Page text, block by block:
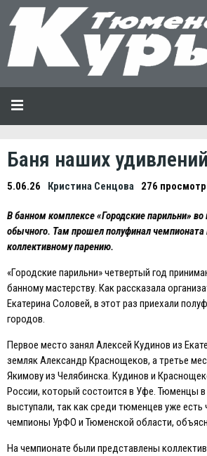
Баня наших удивлений
5.06.26 Кристина Сенцова 276
В банном комплексе «Городские парильни»
обычного. Там прошел полуфинал чемпионата
коллективному парению.
«Городские парильни» четвертый год
банному мастерству. Как рассказала
Eкатерина Соловей, в этот раз приехали
городов.
Первое место занял Алексей Кудинов из
земляк Александр Краснощеков, а третье
Якимову из Челябинска. Кудинов и
России, который состоится в Уфе. Тюменцы в
выступали, так как среди тюменцев уже
чемпионы УрФО и Тюменской области,
На чемпионате были представлены